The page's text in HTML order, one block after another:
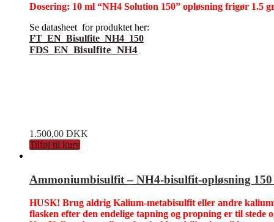
Dosering: 10 ml “NH4 Solution 150” opløsning frigør 1.5
Se datasheet for produktet her:
FT_EN_Bisulfite_NH4_150
FDS_EN_Bisulfite_NH4
1.500,00 DKK
Tilføj til kurv
Ammoniumbisulfit – NH4-bisulfit-opløsning
HUSK! Brug aldrig Kalium-metabisulfit eller andre
flasken efter den endelige tapning og propning er til stede